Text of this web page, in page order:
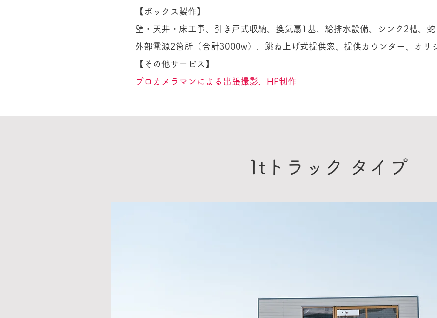
【ボックス製作】
壁・天井・床工事、引き戸式収納、換気扇1基、給排水設備、シンク2槽、
外部電源2箇所（合計3000w）、跳ね上げ式提供窓、提供カウンター、オリ
【その他サービス】
プロカメラマンによる出張撮影、HP制作
​1tトラック タイプ